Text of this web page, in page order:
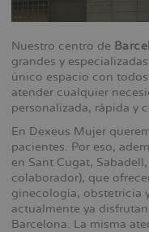
Nuestro centro de
grandes y
único espacio con
atender cualquier
personalizada, rápida y
En Dexeus Mujer
pacientes. Por eso,
en Sant Cugat,
colaborador), que
ginecología, obstetricia
actualmente ya
Barcelona. La misma